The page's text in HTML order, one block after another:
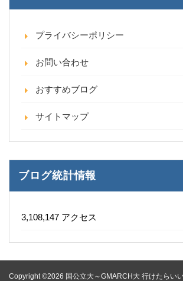
プライバシーポリシー
お問い合わせ
おすすめブログ
サイトマップ
ブログ統計情報
3,108,147 アクセス
Copyright ©2026 国公立大～GMARCH大 行けたらい